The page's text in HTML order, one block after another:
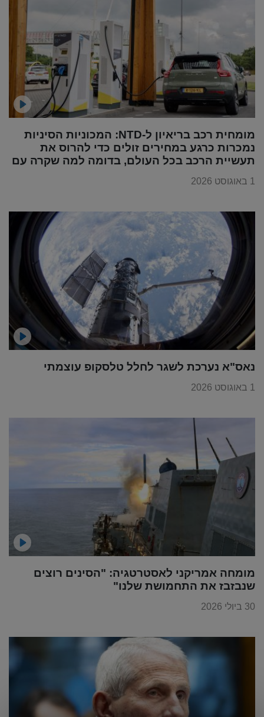
מומחית רכב בריאיון ל-NTD: המכוניות הסיניות
נמכרות כרגע במחירים זולים כדי להרוס את
תעשיית הרכב בכל העולם, בדומה למה שקרה עם
1 באוגוסט 2026
נאס"א נערכת לשגר לחלל טלסקופ עוצמתי
1 באוגוסט 2026
מומחה אמריקני לאסטרטגיה: "הסינים רוצים
שנבזבז את התחמושת שלנו"
30 ביולי 2026